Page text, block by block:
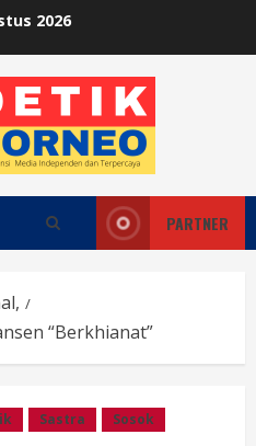
2026
PARTNER
“Berkhianat”
Sastra Sosok